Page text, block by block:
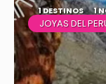
1 DESTINOS 1
JOYAS DEL